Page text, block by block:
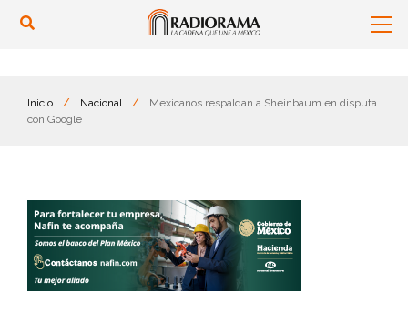
Inicio / Nacional /
Mexicanos respaldan a Sheinbaum en disputa
con Google